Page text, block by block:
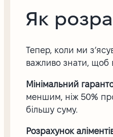
Як
Тепер, коли ми
важливо знати, щоб
Мінімальний
меншим, ніж 50%
більшу суму.
Розрахунок